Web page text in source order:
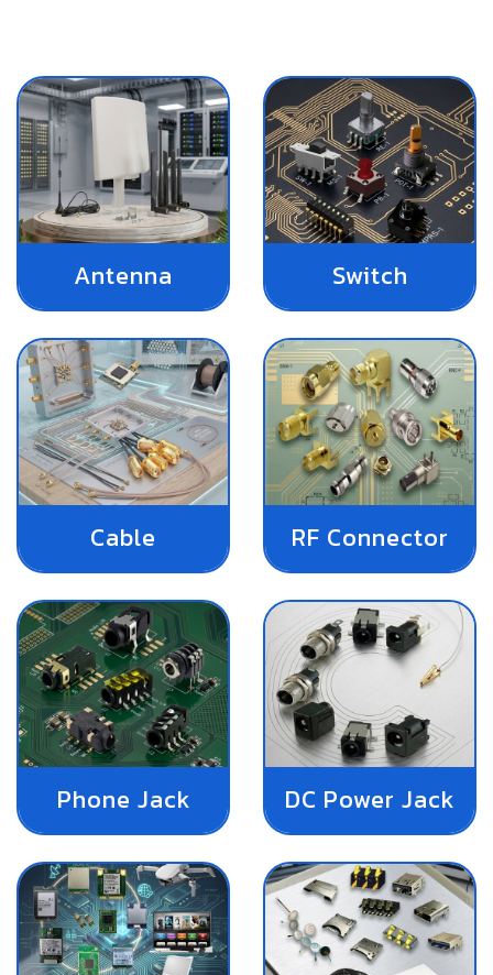
Antenna Switch
Cable RF Connector
Phone Jack DC Power Jack